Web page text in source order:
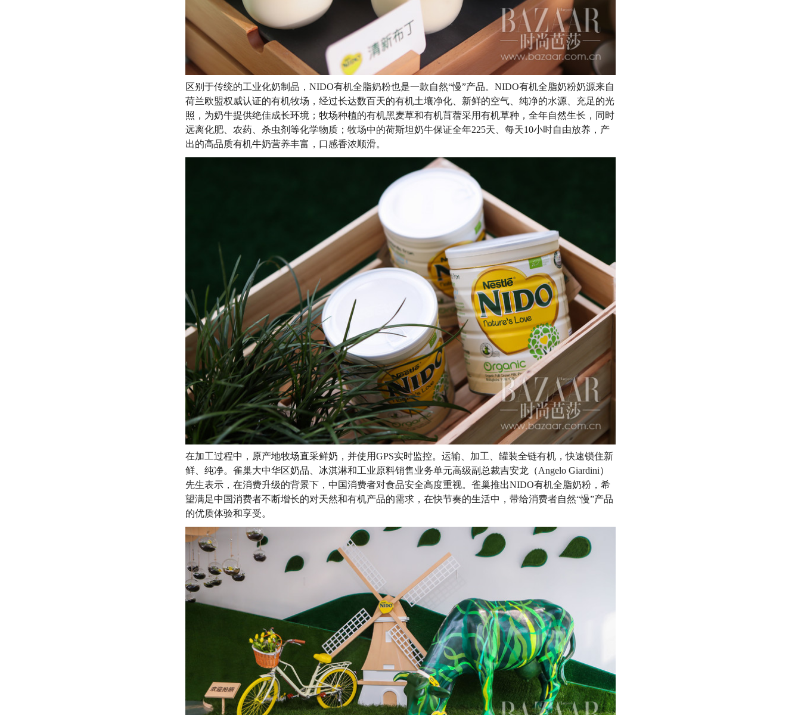
区别于传统的工业化奶制品，NIDO有机全脂奶粉也是一款自然“慢”产品。NIDO有机全脂奶粉奶源来自
荷兰欧盟权威认证的有机牧场，经过长达数百天的有机土壤净化、新鲜的空气、纯净的水源、充足的光
照，为奶牛提供绝佳成长环境；牧场种植的有机黑麦草和有机苜蓿采用有机草种，全年自然生长，同时
远离化肥、农药、杀虫剂等化学物质；牧场中的荷斯坦奶牛保证全年225天、每天10小时自由放养，产
出的高品质有机牛奶营养丰富，口感香浓顺滑。
在加工过程中，原产地牧场直采鲜奶，并使用GPS实时监控。运输、加工、罐装全链有机，快速锁住新
鲜、纯净。雀巢大中华区奶品、冰淇淋和工业原料销售业务单元高级副总裁吉安龙（Angelo Giardini）
先生表示，在消费升级的背景下，中国消费者对食品安全高度重视。雀巢推出NIDO有机全脂奶粉，希
望满足中国消费者不断增长的对天然和有机产品的需求，在快节奏的生活中，带给消费者自然“慢”产品
的优质体验和享受。